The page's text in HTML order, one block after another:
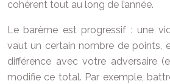
cohérent tout au long de l’année.
Le barème est progressif : une
vaut un certain nombre de points,
différence avec votre adversaire
modifie ce total. Par exemple,